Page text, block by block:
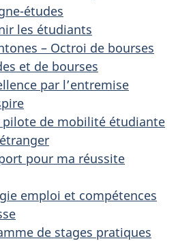
études
les étudiants
– Octroi de bourses
et de bourses
par l’entremise
pilote de mobilité étudiante
pour ma réussite
emploi et compétences
de stages pratiques